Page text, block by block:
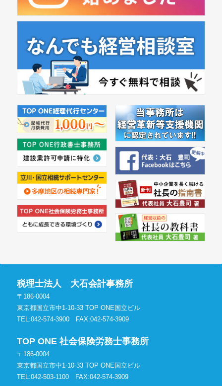
税理士法人 大石会計事務所
〒186-0004
東京都国立市中1-10-33 TOP ONE国立ビル
TEL:042-574-3900
FAX:042-574-3909
TOP ONE 社会保険労務士事務所
〒186-0004
東京都国立市中1-10-33 TOP ONE国立ビル
TEL:042-503-1100
FAX:042-574-3909